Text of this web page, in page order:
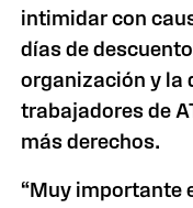
intimidar con
días de
organización y la
trabajadores de
más derechos.
“Muy importante